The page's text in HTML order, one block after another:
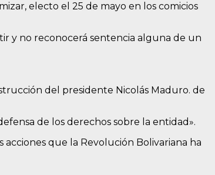
electo el 25 de mayo en los comicios
y no reconocerá sentencia alguna de un
del presidente Nicolás Maduro. de
de los derechos sobre la entidad».
que la Revolución Bolivariana ha